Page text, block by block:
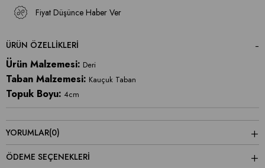
Fiyat Düşünce Haber Ver
ÜRÜN ÖZELLIKLERI
Ürün Malzemesi: Deri
Taban Malzemesi: Kauçuk Taban
Topuk Boyu: 4cm
YORUMLAR(0)
ÖDEME SEÇENEKLERI